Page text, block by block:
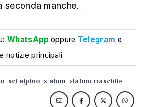
seconda manche.
WhatsApp oppure Telegram e
notizie principali
sci alpino slalom slalom maschile